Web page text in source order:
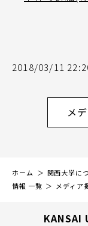
2018/03/11
メ
ホーム 関西大学に
情報 一覧
メディア
KANSAI